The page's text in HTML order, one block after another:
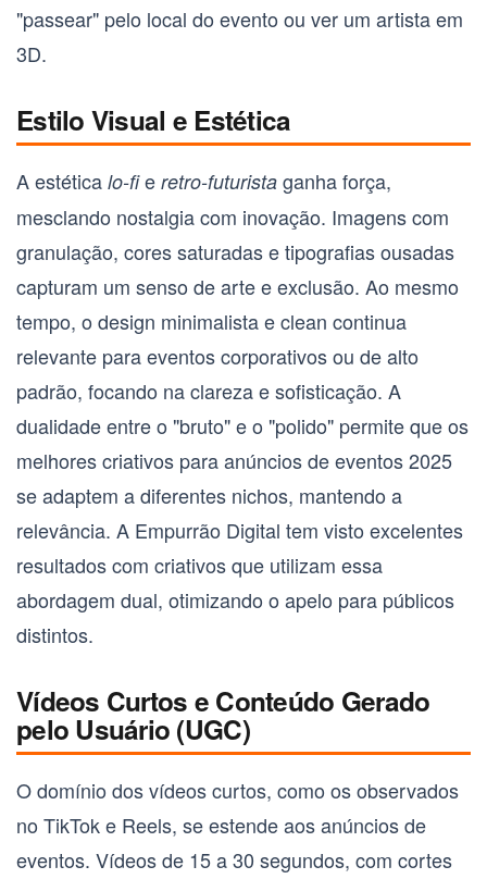
"passear" pelo local do evento ou ver um artista em
3D.
Estilo Visual e Estética
A estética lo-fie retro-futurista ganha força,
mesclando nostalgia com inovação. Imagens com
granulação, cores saturadas e tipografias ousadas
capturam um senso de arte e exclusão. Ao mesmo
tempo, o design minimalista e clean continua
relevante para eventos corporativos ou de alto
padrão, focando na clareza e sofisticação. A
dualidade entre o "bruto" e o "polido" permite que os
melhores criativos para anúncios de eventos 2025
se adaptem a diferentes nichos, mantendo a
relevância. A Empurrão Digital tem visto excelentes
resultados com criativos que utilizam essa
abordagem dual, otimizando o apelo para públicos
distintos.
Vídeos Curtos e Conteúdo Gerado
pelo Usuário (UGC)
O domínio dos vídeos curtos, como os observados
no TikTok e Reels, se estende aos anúncios de
eventos. Vídeos de 15 a 30 segundos, com cortes